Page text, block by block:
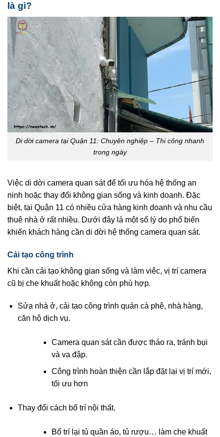
là gì?
Di dời camera tại Quận 11: Chuyên nghiệp – Thi công nhanh
trong ngày
Việc di dời camera quan sát để tối ưu hóa hệ thống an
ninh hoặc thay đổi không gian sống và kinh doanh. Đặc
biệt, tại Quận 11 có nhiều cửa hàng kinh doanh và nhu cầu
thuê nhà ở rất nhiều. Dưới đây là một số lý do phổ biến
khiến khách hàng cần di dời hệ thống camera quan sát.
Cải tạo công trình
Khi cần cải tạo không gian sống và làm việc, vị trí camera
cũ bị che khuất hoặc không còn phù hợp.
Sửa nhà ở, cải tạo công trình quán cà phê, nhà hàng,
căn hộ dịch vụ.
Camera quan sát cần được tháo ra, tránh bụi
và va đập.
Công trình hoàn thiện cần lắp đặt lại vị trí mới,
tối ưu hơn
Thay đổi cách bố trí nội thất.
Bố trí lại tủ quần áo, tủ rượu… làm che khuất